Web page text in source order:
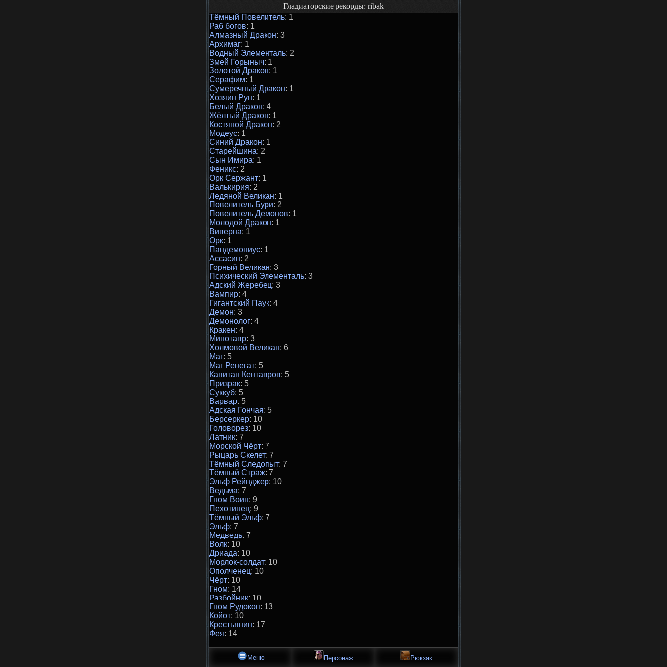
Гладиаторские рекорды: ribak
Тёмный Повелитель: 1
Раб богов: 1
Алмазный Дракон: 3
Архимаг: 1
Водный Элементаль: 2
Змей Горыныч: 1
Золотой Дракон: 1
Серафим: 1
Сумеречный Дракон: 1
Хозяин Рун: 1
Белый Дракон: 4
Жёлтый Дракон: 1
Костяной Дракон: 2
Модеус: 1
Синий Дракон: 1
Старейшина: 2
Сын Имира: 1
Феникс: 2
Орк Сержант: 1
Валькирия: 2
Ледяной Великан: 1
Повелитель Бури: 2
Повелитель Демонов: 1
Молодой Дракон: 1
Виверна: 1
Орк: 1
Пандемониус: 1
Ассасин: 2
Горный Великан: 3
Психический Элементаль: 3
Адский Жеребец: 3
Вампир: 4
Гигантский Паук: 4
Демон: 3
Демонолог: 4
Кракен: 4
Минотавр: 3
Холмовой Великан: 6
Маг: 5
Маг Ренегат: 5
Капитан Кентавров: 5
Призрак: 5
Суккуб: 5
Варвар: 5
Адская Гончая: 5
Берсеркер: 10
Головорез: 10
Латник: 7
Морской Чёрт: 7
Рыцарь Скелет: 7
Тёмный Следопыт: 7
Тёмный Страж: 7
Эльф Рейнджер: 10
Ведьма: 7
Гном Воин: 9
Пехотинец: 9
Тёмный Эльф: 7
Эльф: 7
Медведь: 7
Волк: 10
Дриада: 10
Морлок-солдат: 10
Ополченец: 10
Чёрт: 10
Гном: 14
Разбойник: 10
Гном Рудокоп: 13
Койот: 10
Крестьянин: 17
Фея: 14
Меню Персонаж Рюкзак